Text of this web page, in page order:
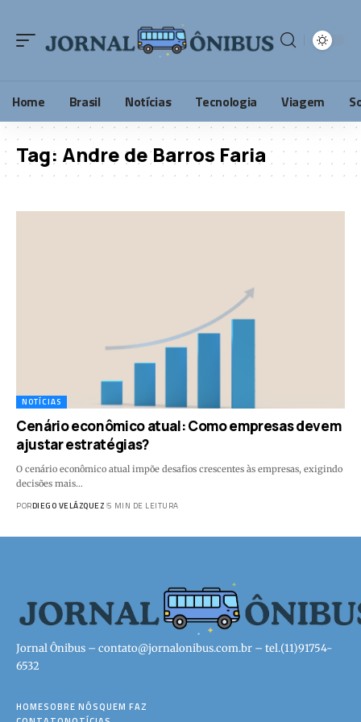
Home Brasil Notícias Tecnologia Viagem
Tag: Andre de Barros Faria
NOTÍCIAS
Cenário econômico atual: Como empresas devem
ajustar estratégias?
O cenário econômico atual impõe desafios crescentes às empresas, exigindo
decisões mais…
PORDIEGO VELÁZQUEZ 5 MIN DE LEITURA
Jornal Ônibus – contato@jornalonibus.com.br – tel.(11)91754-
6532
HOMESOBRE NÓSQUEM FAZ